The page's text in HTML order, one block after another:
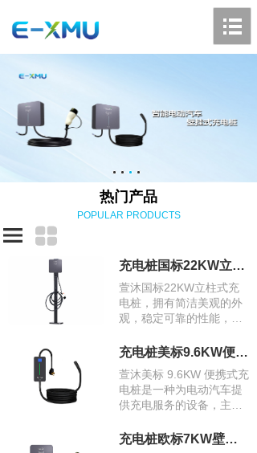
热门产品
POPULAR PRODUCTS
充电桩国标22KW立柱式充电桩
萱沐国标22KW立柱式充
电桩，拥有简洁美观的外
观，稳定可靠的性能，高
的管理和良好的兼容性，
手。
充电桩美标9.6KW便携式充电桩
萱沐美标 9.6KW 便携式充
电桩是一种为电动汽车提
供充电服务的设备，主要
美标充电接口，方便在美
充电桩欧标7KW壁挂式充电桩